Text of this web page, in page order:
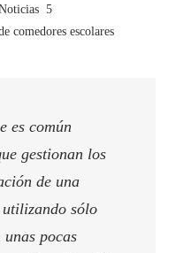
comedores escolares
es común
gestionan los
de una
sólo
pocas